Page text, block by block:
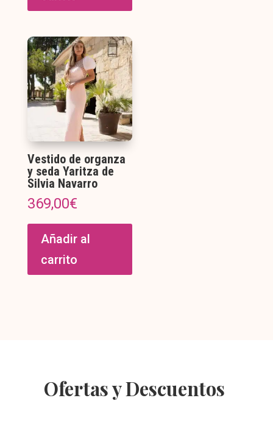
Vestido de organza
y seda Yaritza de
Silvia Navarro
369,00€
Añadir al
carrito
Ofertas y Descuentos